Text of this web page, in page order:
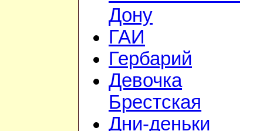
Дону
ГАИ
Гербарий
Девочка
Брестская
Дни-деньки